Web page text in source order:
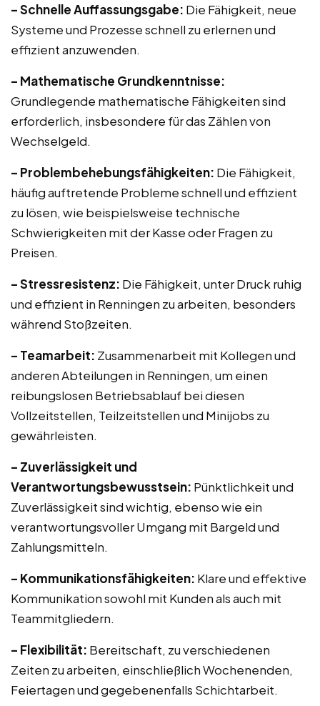
– Schnelle Auffassungsgabe: Die Fähigkeit, neue
Systeme und Prozesse schnell zu erlernen und
effizient anzuwenden.
– Mathematische Grundkenntnisse:
Grundlegende mathematische Fähigkeiten sind
erforderlich, insbesondere für das Zählen von
Wechselgeld.
– Problembehebungsfähigkeiten: Die Fähigkeit,
häufig auftretende Probleme schnell und effizient
zu lösen, wie beispielsweise technische
Schwierigkeiten mit der Kasse oder Fragen zu
Preisen.
– Stressresistenz: Die Fähigkeit, unter Druck ruhig
und effizient in Renningen zu arbeiten, besonders
während Stoßzeiten.
– Teamarbeit: Zusammenarbeit mit Kollegen und
anderen Abteilungen in Renningen, um einen
reibungslosen Betriebsablauf bei diesen
Vollzeitstellen, Teilzeitstellen und Minijobs zu
gewährleisten.
– Zuverlässigkeit und
Verantwortungsbewusstsein: Pünktlichkeit und
Zuverlässigkeit sind wichtig, ebenso wie ein
verantwortungsvoller Umgang mit Bargeld und
Zahlungsmitteln.
– Kommunikationsfähigkeiten: Klare und effektive
Kommunikation sowohl mit Kunden als auch mit
Teammitgliedern.
– Flexibilität: Bereitschaft, zu verschiedenen
Zeiten zu arbeiten, einschließlich Wochenenden,
Feiertagen und gegebenenfalls Schichtarbeit.